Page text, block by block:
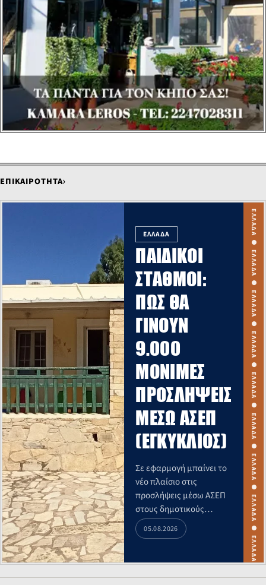
ΕΠΙΚΑΙΡΟΤΗΤΑ›
ΕΛΛΑΔΑ
ΠΑΙΔΙΚΟΊ
ΣΤΑΘΜΟΊ:
ΠΏΣ ΘΑ
ΓΊΝΟΥΝ
9.000
ΜΌΝΙΜΕΣ
ΠΡΟΣΛΉΨΕΙΣ
ΜΈΣΩ ΑΣΕΠ
(ΕΓΚΎΚΛΙΟΣ)
Σε εφαρμογή μπαίνει το
νέο πλαίσιο στις
προσλήψεις μέσω ΑΣΕΠ
στους δημοτικούς
παιδικούς, βρεφικούς
και βρεφονηπιακούς
05.08.2026 ΕΛΛΑΔΑ ● ΕΛΛΑΔΑ ● ΕΛΛΑΔΑ ● ΕΛΛΑΔΑ ● ΕΛΛΑΔΑ ● ΕΛΛΑΔΑ ● ΕΛΛΑΔΑ ● ΕΛΛΑΔΑ ● ΕΛΛΑΔΑ ● ΕΛΛΑΔΑ ●